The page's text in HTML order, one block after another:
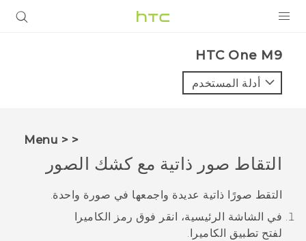
VIVE
VIVERSE
البرامج + التطبيقات
الدعم
HTC One M9‎
أدلة المستخدم
< < Menu
التقاط صور ذاتية مع كشك الصور
التقط صورًا ذاتية عديدة واجمعها في صورة واحدة.
في الشاشة
الرئيسية، انقر فوق رمز الكاميرا
لفتح تطبيق الكاميرا .